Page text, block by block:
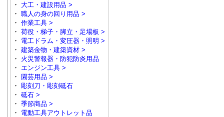
・ 大工・建設用品 >
・ 職人の身の回り用品 >
・ 作業工具 >
・ 荷役・梯子・脚立・足場板 >
・ 電工ドラム・変圧器・照明 >
・ 建築金物・建築資材 >
・ 火災警報器・防犯防炎用品
・ エンジン工具 >
・ 園芸用品 >
・ 彫刻刀・彫刻砥石
・ 砥石 >
・ 季節商品 >
・ 電動工具アウトレット品